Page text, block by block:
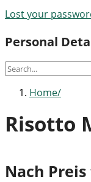
Lost your
Personal
Home
Risotto
Nach